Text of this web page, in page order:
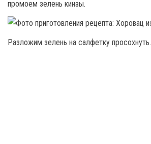
промоем зелень кинзы.
Разложим зелень на салфетку просохнуть.